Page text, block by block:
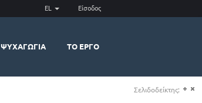
EL Είσοδος
ΨΥΧΑΓΩΓΊΑ ΤΟ ΈΡΓΟ
Σελιδοδείκτης: